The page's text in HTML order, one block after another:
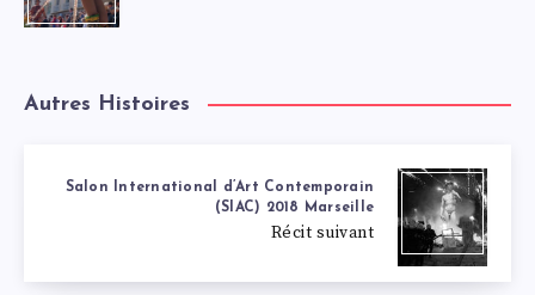
Autres Histoires
Salon International d’Art Contemporain
(SIAC) 2018 Marseille
Récit suivant